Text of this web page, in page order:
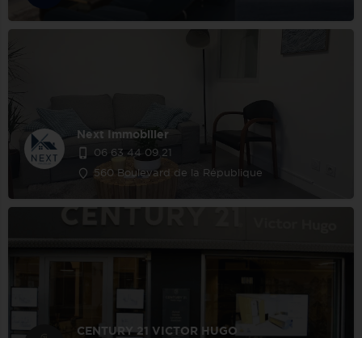
Next Immobilier
06 63 44 09 21
560 Boulevard de la République
CENTURY 21 VICTOR HUGO